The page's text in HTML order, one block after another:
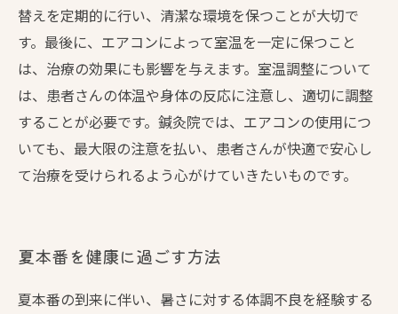
替えを定期的に行い、清潔な環境を保つことが大切で
す。最後に、エアコンによって室温を一定に保つこと
は、治療の効果にも影響を与えます。室温調整について
は、患者さんの体温や身体の反応に注意し、適切に調整
することが必要です。鍼灸院では、エアコンの使用につ
いても、最大限の注意を払い、患者さんが快適で安心し
て治療を受けられるよう心がけていきたいものです。
夏本番を健康に過ごす方法
夏本番の到来に伴い、暑さに対する体調不良を経験する